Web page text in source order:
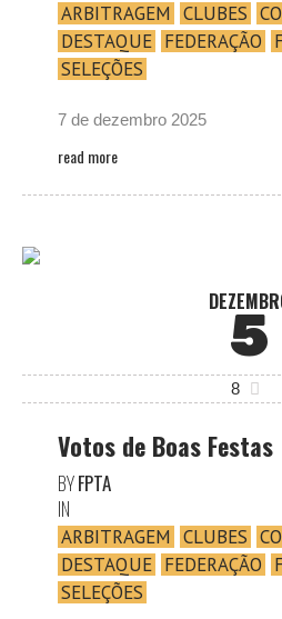
ARBITRAGEM CLUBES
DESTAQUE FEDERAÇÃO
SELEÇÕES
7 de dezembro 2025
read more
5
8
Votos de Boas Festas
BYFPTA
IN
ARBITRAGEM CLUBES
DESTAQUE FEDERAÇÃO
SELEÇÕES